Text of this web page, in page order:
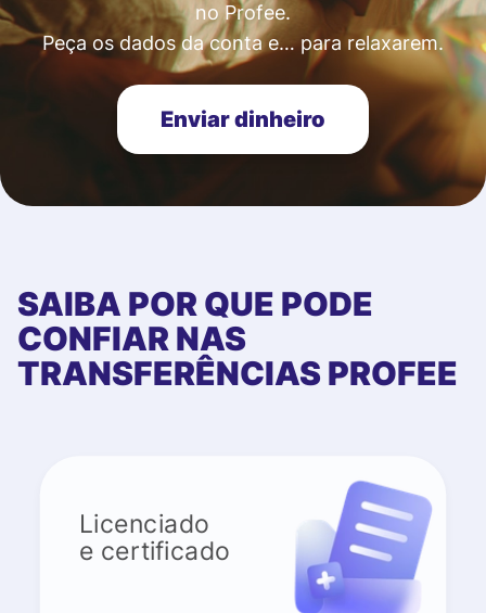
no Profee.
Peça os dados da conta e… para relaxarem.
Enviar dinheiro
SAIBA POR QUE PODE
CONFIAR NAS
TRANSFERÊNCIAS PROFEE
Licenciado
e certificado